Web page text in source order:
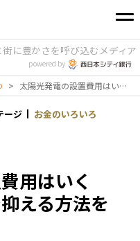
街に豊かさを呼び込むメディア
powered by
> 太陽光発電の設置費用はいくら？工事の内訳や抑える方法を知っておこう
ージ お金のいろいろ
用はいく
える方法を